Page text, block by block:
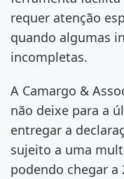
requer atenção
quando algumas
incompletas.
A Camargo &
não deixe para a
entregar a
sujeito a uma
podendo chegar